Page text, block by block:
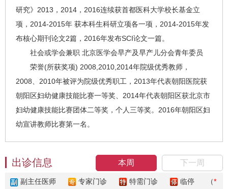
研究》2013，2014，2016连续获首都医科大学校长基金立
项，2014-2015年 获本科生科研立项各一项，2014-2015年发
布核心期刊论文2篇，2016年发布SCI论文一篇。
社会或学会兼职 北京医学会早产及早产儿分会青年委员
荣誉(所获奖项) 2008,2010,2014年院级优秀教师，
2008、2010年被评为院级优秀职工，2013年代表朝阳医院获
朝阳区妇幼健康技能比赛一等奖、2014年代表朝阳区获北京市
妇幼健康技能比赛团体二等奖，个人三等奖。2016年朝阳区妇
幼宣讲教师比赛第一名。
本周 下一周
出诊信息
副主任医师 专家门诊 特需门诊 临停 （*